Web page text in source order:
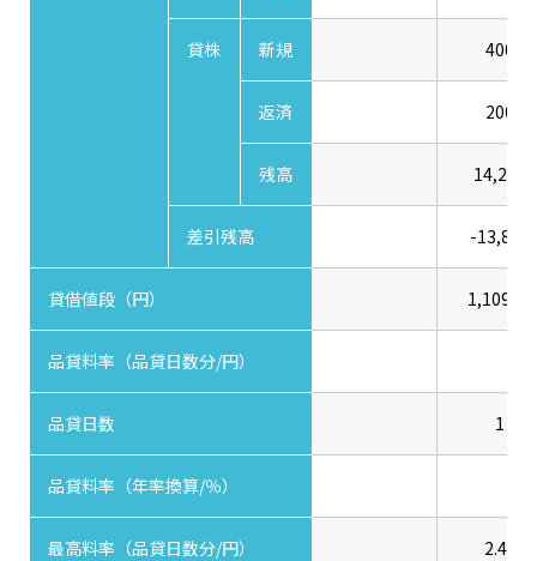
貸株 新規 400
返済 200
残高 14,200
差引残高 -13,800
貸借値段（円） 1,109.00
品貸料率（品貸日数分/円）
品貸日数 1
品貸料率（年率換算/％）
最高料率（品貸日数分/円） 2.40